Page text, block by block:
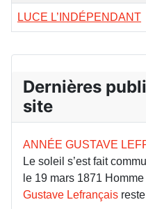
LUCE L’INDÉPENDANT
Dernières
site
ANNÉE GUSTAVE
Le soleil s’est fait
le 19 mars 1871
Gustave Lefrançais